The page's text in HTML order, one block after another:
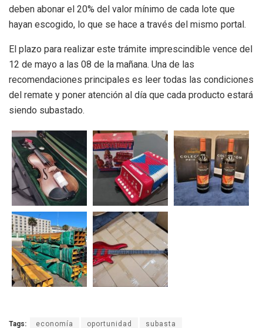
deben abonar el 20% del valor mínimo de cada lote que
hayan escogido, lo que se hace a través del mismo portal.
El plazo para realizar este trámite imprescindible vence del
12 de mayo a las 08 de la mañana. Una de las
recomendaciones principales es leer todas las condiciones
del remate y poner atención al día que cada producto estará
siendo subastado.
Tags: economía oportunidad subasta